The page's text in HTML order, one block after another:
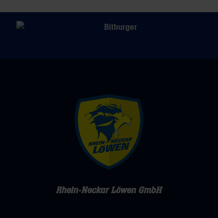
Rhein-Neckar Löwen GmbH